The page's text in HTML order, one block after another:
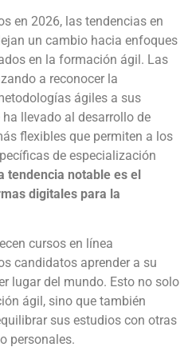
en 2026, las tendencias en
un cambio hacia enfoques
en la formación ágil. Las
a reconocer la
ágiles a sus
llevado al desarrollo de
flexibles que permiten a los
de especialización
tendencia notable es el
digitales para la
cursos en línea
candidatos aprender a su
lugar del mundo. Esto no solo
ágil, sino que también
sus estudios con otras
personales.